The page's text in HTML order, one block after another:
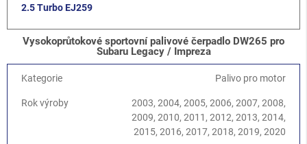
2.5 Turbo EJ259
Vysokoprůtokové sportovní palivové čerpadlo DW265 pro
Subaru Legacy / Impreza
Kategorie Palivo pro motor
Rok výroby
2003, 2004, 2005, 2006, 2007, 2008,
2009, 2010, 2011, 2012, 2013, 2014,
2015, 2016, 2017, 2018, 2019, 2020